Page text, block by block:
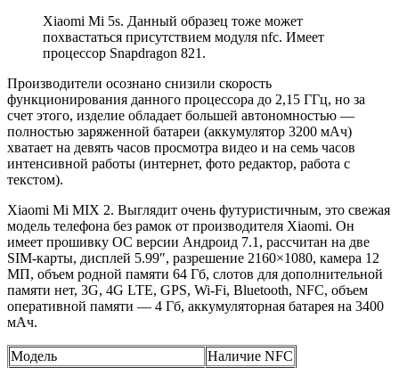
Xiaomi Mi 5s. Данный образец тоже может
похвастаться присутствием модуля nfc. Имеет
процессор Snapdragon 821.
Производители осознано снизили скорость
функционирования данного процессора до 2,15 ГГц, но за
счет этого, изделие обладает большей автономностью —
полностью заряженной батареи (аккумулятор 3200 мАч)
хватает на девять часов просмотра видео и на семь часов
интенсивной работы (интернет, фото редактор, работа с
текстом).
Xiaomi Mi MIX 2. Выглядит очень футуристичным, это свежая
модель телефона без рамок от производителя Xiaomi. Он
имеет прошивку ОС версии Андроид 7.1, рассчитан на две
SIM-карты, дисплей 5.99″, разрешение 2160×1080, камера 12
МП, объем родной памяти 64 Гб, слотов для дополнительной
памяти нет, 3G, 4G LTE, GPS, Wi-Fi, Bluetooth, NFC, объем
оперативной памяти — 4 Гб, аккумуляторная батарея на 3400
мАч.
Модель
Наличие NFC